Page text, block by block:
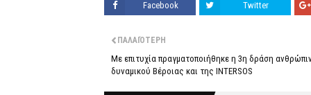
Facebook Twitter
ΠΑΛΑΙΌΤΕΡΗ
Με επιτυχία πραγματοποιήθηκε η 3η δράση
δυναμικού Βέροιας και της INTERSOS